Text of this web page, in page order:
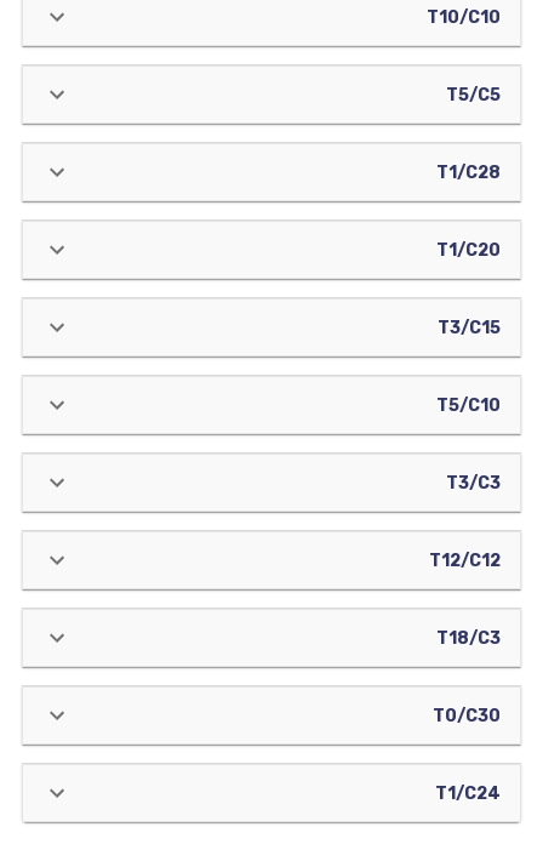
T10/C10
T5/C5
T1/C28
T1/C20
T3/C15
T5/C10
T3/C3
T12/C12
T18/C3
T0/C30
T1/C24